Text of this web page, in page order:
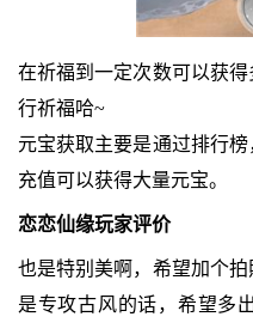
在祈福到一定次数可以获
行祈福哈~
元宝获取主要是通过排行
充值可以获得大量元宝。
恋恋仙缘玩家评价
也是特别美啊，希望加个
是专攻古风的话，希望多